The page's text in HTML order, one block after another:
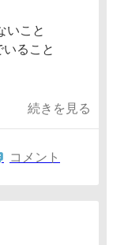
いこと
ること
続きを見る
コメント